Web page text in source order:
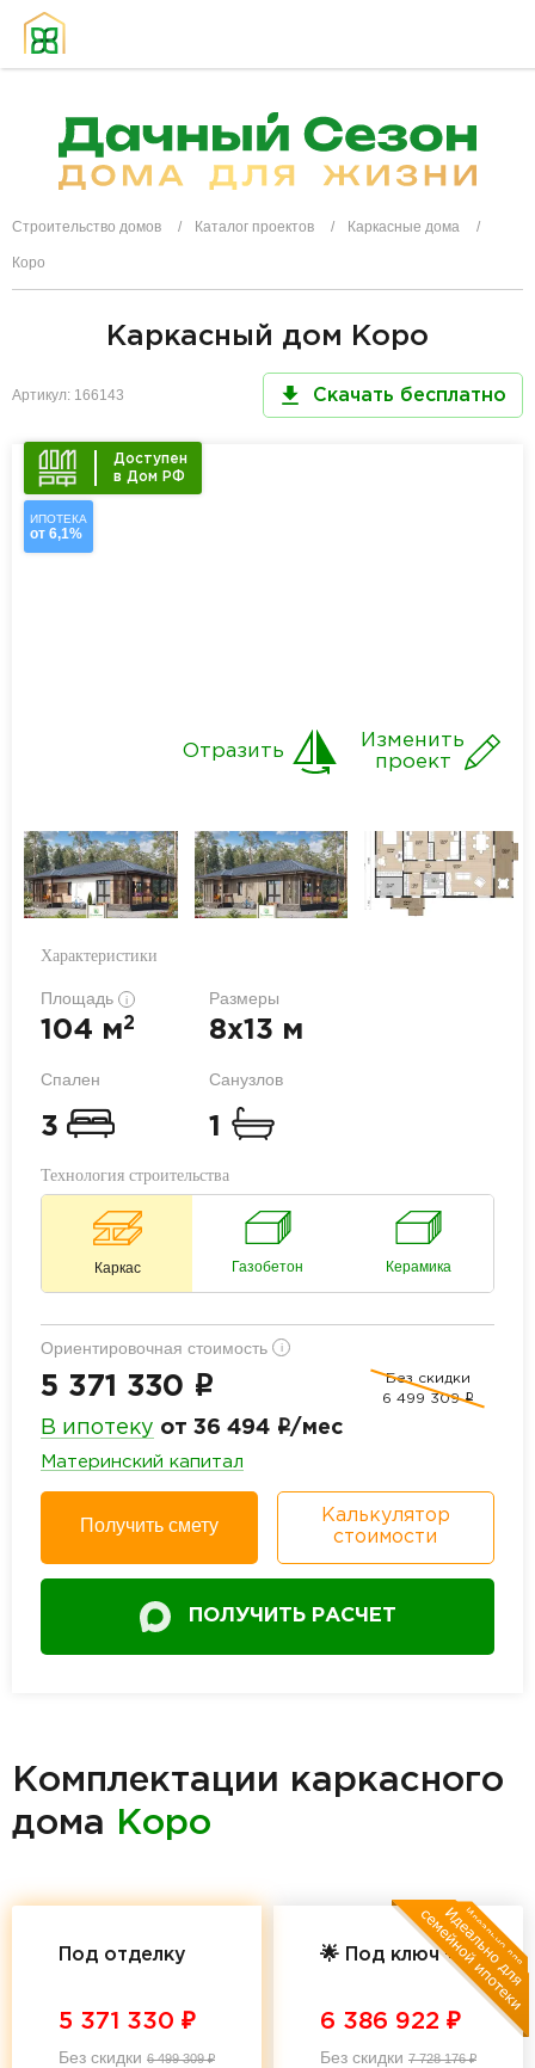
Строительство домов Каталог проектов Каркасные дома
Коро
Каркасный дом Коро
Артикул: 166143 Скачать бесплатно
Доступен
в Дом РФ
ИПОТЕКА
от 6,1%
Изменить
проект
Отразить
Характеристики
Площадь i
104 м2
Размеры
8x13 м
Спален
3
Санузлов
1
Технология строительства
Каркас Газобетон Керамика
Ориентировочная стоимость i
5 371 330 i
Без скидки
6 499 309 i
В ипотеку от 36 494 i/мес
Материнский капитал
Получить смету
Калькулятор
стоимости
ПОЛУЧИТЬ РАСЧЕТ
Комплектации каркасного
дома
Коро
Под отделку
5 371 330 ₽
Без скидки 6 499 309₽
🌟 Под ключ 🌟
6 386 922 ₽
Без скидки 7 728 176₽